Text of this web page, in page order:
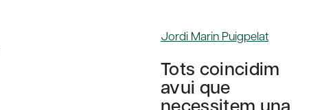
Jordi Marin Puigpelat
Tots coincidim
avui que
necessitem una